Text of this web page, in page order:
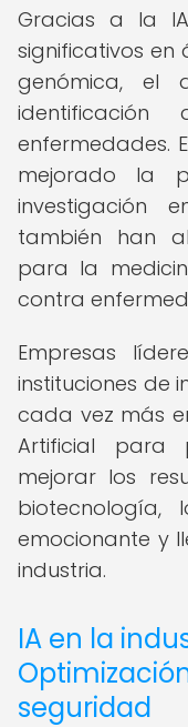
Gracias a la
significativos en
genómica, el
enfermedades.
mejorado la
investigación
también han
para la
contra
Empresas
instituciones de
cada vez más
Artificial para
mejorar los
emocionante y
industria.
IA en la
seguridad